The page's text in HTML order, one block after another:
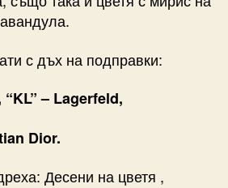
с дъх на подправки:
– Lagerfeld,
Dior.
Десени на цветя ,